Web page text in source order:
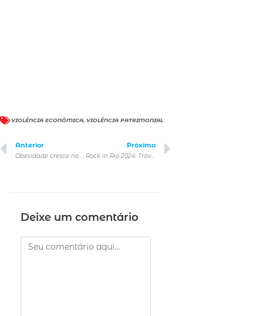
VIOLÊNCIA ECONÔMICA, VIOLÊNCIA PATRIMONIAL
Anterior Próximo
Rock in Rio 2024: Travis Scott é o headliner do Palco Mundo no primeiro dia do festival
Deixe um comentário